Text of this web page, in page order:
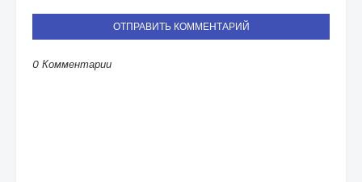
ОТПРАВИТЬ КОММЕНТАРИЙ
0 Комментарии